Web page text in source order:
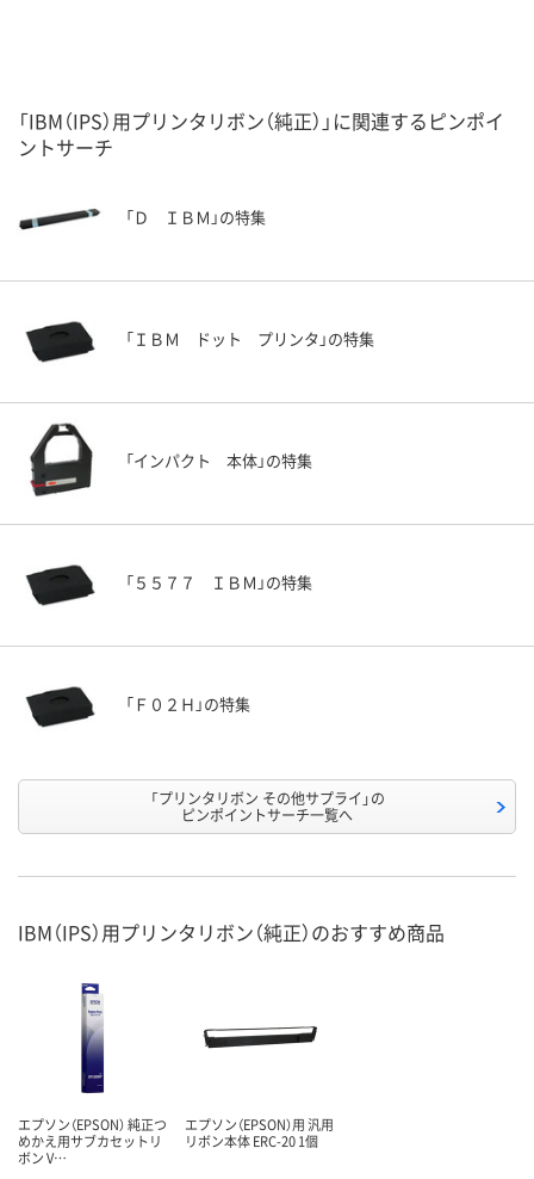
「IBM（IPS）用プリンタリボン（純正）」に関連するピンポイ
ントサーチ
「Ｄ ＩＢＭ」の特集
「ＩＢＭ ドット プリンタ」の特集
「インパクト 本体」の特集
「５５７７ ＩＢＭ」の特集
「Ｆ０２Ｈ」の特集
「プリンタリボン その他サプライ」の
ピンポイントサーチ一覧へ
IBM（IPS）用プリンタリボン（純正）のおすすめ商品
エプソン（EPSON） 純正つ
めかえ用サブカセットリ
ボン V…
エプソン（EPSON）用 汎用
リボン本体 ERC-20 1個